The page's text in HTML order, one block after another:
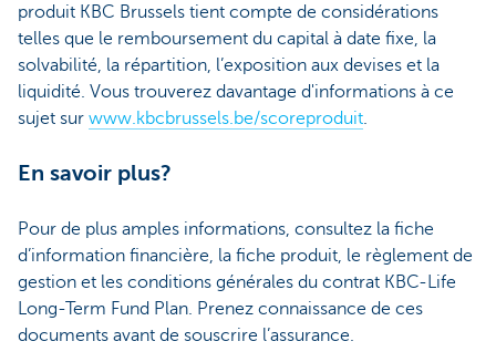
produit KBC Brussels tient compte de considérations
telles que le remboursement du capital à date fixe, la
solvabilité, la répartition, l’exposition aux devises et la
liquidité. Vous trouverez davantage d'informations à ce
sujet sur www.kbcbrussels.be/scoreproduit.
En savoir plus?
Pour de plus amples informations, consultez la fiche
d’information financière, la fiche produit, le règlement de
gestion et les conditions générales du contrat KBC-Life
Long-Term Fund Plan. Prenez connaissance de ces
documents avant de souscrire l’assurance.